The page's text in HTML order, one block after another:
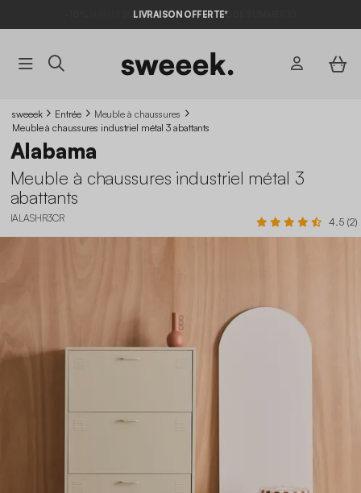
BONS PLANS* AVEC LECODE SUMMER10
LIVRAISON OFFERTE*
sweeek Entrée
Meuble à chaussures
Meuble à chaussures industriel métal 3 abattants
Alabama
Meuble à chaussures industriel métal 3
abattants
IALASHR3CR 4.5 (2)